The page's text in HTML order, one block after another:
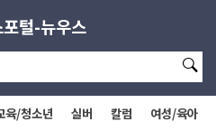
털-뉴우스
K
육/청소년 실버 칼럼 여성/육아